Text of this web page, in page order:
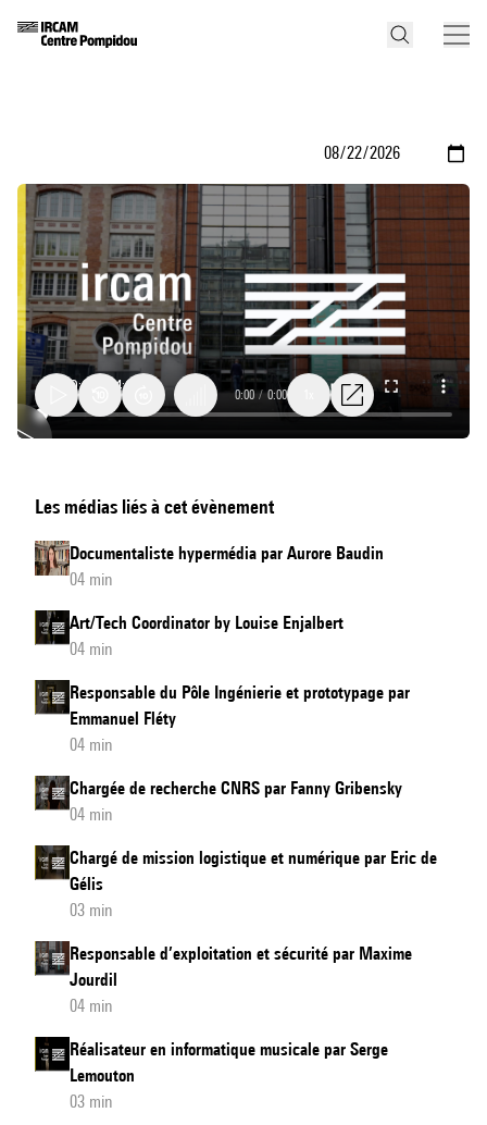
and
Security
Manager
Maxime
Jourdil
0:00 / 0:00
Les médias liés à cet évènement
Documentaliste hypermédia par Aurore Baudin
04 min
Art/Tech Coordinator by Louise Enjalbert
04 min
Responsable du Pôle Ingénierie et prototypage par
Emmanuel Fléty
04 min
Chargée de recherche CNRS par Fanny Gribensky
04 min
Chargé de mission logistique et numérique par Eric de
Gélis
03 min
Responsable d’exploitation et sécurité par Maxime
Jourdil
04 min
Réalisateur en informatique musicale par Serge
Lemouton
03 min